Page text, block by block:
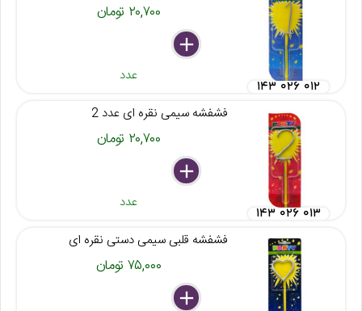
۲۰,۷۰۰ تومان
delete
remove
add
عدد
۱۴۳ ۰۲۶ ۰۱۲
فشفشه سیمی نقره ای عدد 2
۲۰,۷۰۰ تومان
delete
remove
add
عدد
۱۴۳ ۰۲۶ ۰۱۳
فشفشه قلبی سیمی دستی نقره ای
۷۵,۰۰۰ تومان
delete
remove
add